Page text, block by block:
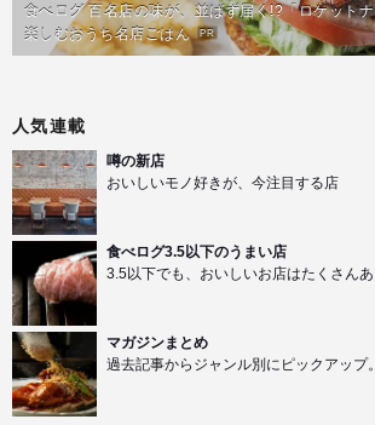
食べログ 百名店の味が、並ばず届く!?「ロケット
楽しむおうち名店ごはん PR
人気連載
噂の新店
おいしいモノ好きが、今注目する店
食べログ3.5以下のうまい店
3.5以下でも、おいしいお店はたくさんあ
マガジンまとめ
過去記事からジャンル別にピックアップ。